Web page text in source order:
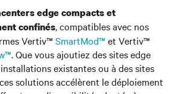
edge compacts et
confinés, compatibles avec nos
Vertiv™ SmartMod™ et Vertiv™
. Que vous ajoutiez des sites edge
existantes ou à des sites
solutions accélèrent le déploiement